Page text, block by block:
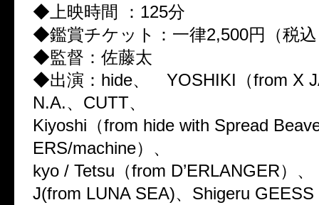
◆上映時間 ：125分
◆鑑賞チケット：一律2,500円（税
◆監督：佐藤太
◆出演：hide、 YOSHIKI（from X
N.A.、CUTT、
Kiyoshi（from hide with Spread
ERS/machine）、
kyo / Tetsu（from D’ERLANGER）、
J(from LUNA SEA)、Shigeru